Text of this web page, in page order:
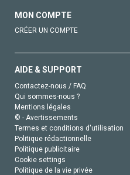
MON COMPTE
CRÉER UN COMPTE
AIDE & SUPPORT
Contactez-nous / FAQ
Qui sommes-nous ?
Mentions légales
© - Avertissements
Termes et conditions d'utilisation
Politique rédactionnelle
Politique publicitaire
Cookie settings
Politique de la vie privée